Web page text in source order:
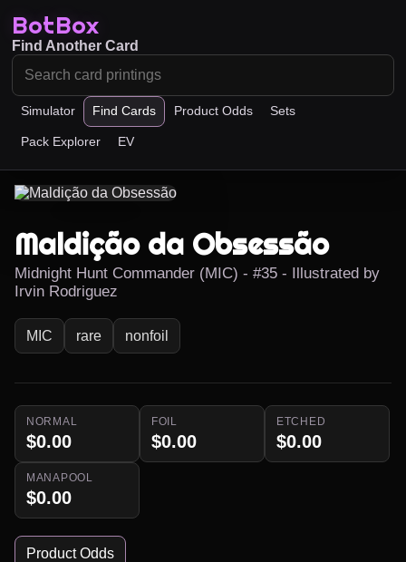
BotBox
Simulator Find Cards Product Odds Sets
Pack Explorer EV
Find Another Card
Maldição da Obsessão
Midnight Hunt Commander (MIC) - #35 - Illustrated by
Irvin Rodriguez
MIC rare nonfoil
NORMAL
$0.00
FOIL
$0.00
ETCHED
$0.00
MANAPOOL
$0.00
Product Odds